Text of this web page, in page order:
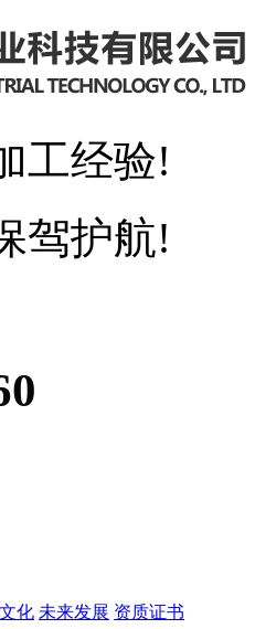
工经验!
驾护航!
化 未来发展 资质证书